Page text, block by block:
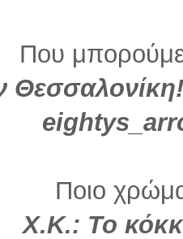
Που
Ποιο χρώμα
Χ.Κ.: Το